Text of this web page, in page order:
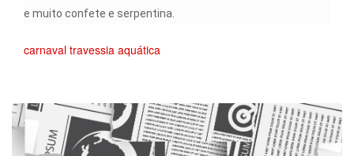
e muito confete e serpentina.
carnaval travessia aquática